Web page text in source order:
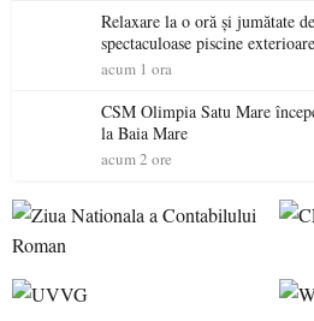
Relaxare la o oră și jumătate
spectaculoase piscine
ideale pentru o escapadă de vară
acum 1 ora
CSM Olimpia Satu Mare începe aventura în
la Baia Mare
acum 2 ore